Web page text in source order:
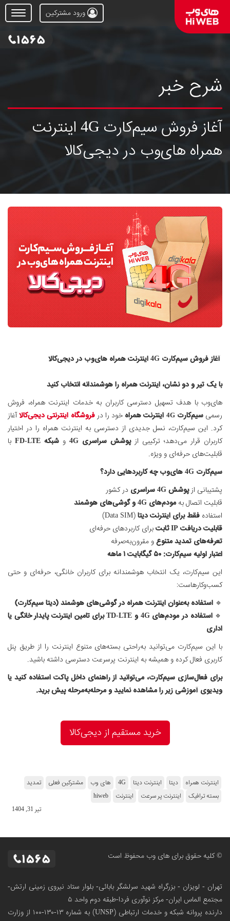
Open
Menu
ورود مشترکین
شرح خبر
آغاز فروش سیم‌کارت 4G اینترنت
همراه های‌وب در دیجی‌کالا
آغاز فروش سیم‌کارت 4G اینترنت همراه های‌وب در دیجی‌کالا
با یک تیر و دو نشان، اینترنت همراه را هوشمندانه انتخاب کنید
های‌وب با هدف تسهیل دسترسی کاربران به خدمات اینترنت همراه، فروش
رسمیسیم‌کارت4G اینترنت همراه خود را درفروشگاه اینترنتی دیجی‌کالاآغاز
کرد. این سیم‌کارت، نسل جدیدی از دسترسی به اینترنت همراه را در اختیار
کاربران قرار می‌دهد؛ ترکیبی ازپوشش سراسری 4G و شبکه FD-LTE
با
قابلیت‌های حرفه‌ای و ویژه.
سیم‌کارت 4Gهای‌وب چه کاربردهایی دارد؟
پشتیبانی ازپوشش4Gسراسری در کشور
قابلیت اتصال بهمودم‌های 4Gو گوشی‌های هوشمند
استفاده فقط برای اینترنت دیتا(Data SIM)
قابلیت دریافت IP ثابت
برای کاربردهای حرفه‌ای
تعرفه‌های تمدید متنوعو مقرون‌به‌صرفه
اعتبار اولیه سیم‌کارت: ۵۰ گیگابایت ۱ ماهه
این سیم‌کارت، یک انتخاب هوشمندانه برای کاربران خانگی، حرفه‌ای و حتی
کسب‌وکارهاست:
🔹 استفاده به‌عنوان اینترنت همراه در گوشی‌های هوشمند (دیتا سیم‌کارت)
🔹استفاده در مودم‌های4G
و TD-LTE برای تامین اینترنت پایدار خانگی یا
اداری
با این سیم‌کارت می‌توانید به‌راحتی بسته‌های متنوع اینترنت را از طریق پنل
کاربری فعال کرده و همیشه به اینترنت پرسرعت دسترسی داشته باشید.
برای فعال‌سازی سیم‌کارت، می‌توانید از راهنمای داخل پاکت استفاده کنید یا
ویدیوی آموزشی زیر را مشاهده نمایید و مرحله‌به‌مرحله پیش برید.
خرید مستقیم از دیجی‌کالا
اینترنت همراه دیتا اینترنت دیتا 4G های وب مشترکین فعلی
تمدید
بسته ترافیک
اینترنت پر سرعت اینترنت
hiweb
تير 31, 1404
© کلیه حقوق برای های وب محفوظ است
تهران - لویزان - بزرگراه شهید سرلشگر بابائی- بلوار ستاد نیروی زمینی ارتش-
مجتمع الماس ایران- مرکز نوآوری فردا-طبقه دوم واحد ۵
دارنده پروانه شبکه و خدمات ارتباطی (UNSP) به شماره ۱۳-۱۳۰-۱۰۰
از وزارت